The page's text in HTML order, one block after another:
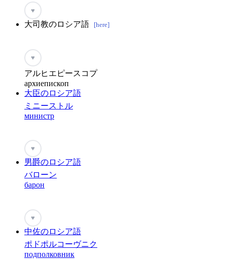
♥
大司教のロシア語 [here]
♥
アルヒエピースコプ
архиепископ
大臣のロシア語
ミニーストル
министр
♥
男爵のロシア語
バローン
барон
♥
中佐のロシア語
ポドポルコーヴニク
подполковник